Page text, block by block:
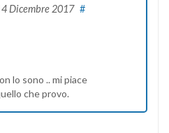
4 Dicembre 2017 #
lo sono .. mi piace
che provo.